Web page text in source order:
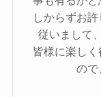
しからずお
従いまして
皆様に楽し
ので